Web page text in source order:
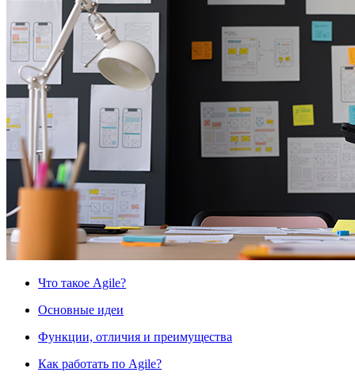
Что такое Agile?
Основные идеи
Функции, отличия и преимущества
Как работать по Agile?